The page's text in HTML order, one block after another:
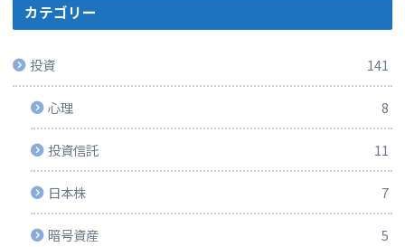
カテゴリー
投資 141
心理 8
投資信託 11
日本株 7
暗号資産 5